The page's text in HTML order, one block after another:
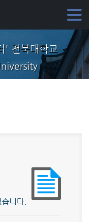
' 전북대학교
니다.